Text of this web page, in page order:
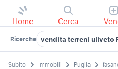
Home Cerca
Ricerche vendita terreni uliveto
Subito Immobili Puglia